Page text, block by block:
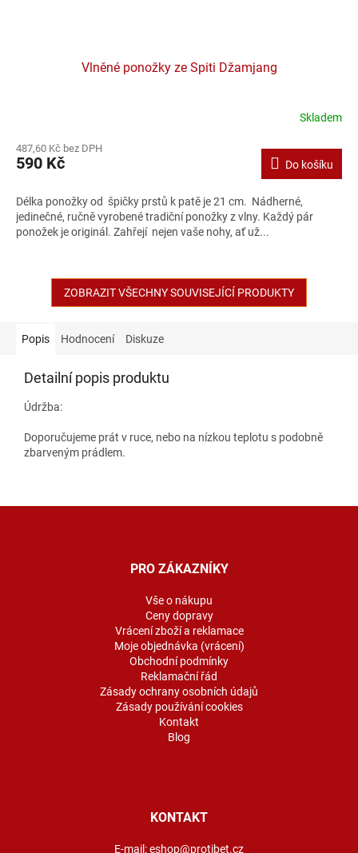
Vlněné ponožky ze Spiti Džamjang
Skladem
487,60 Kč bez DPH
590 Kč Do košíku
Délka ponožky od špičky prstů k patě je 21 cm. Nádherné,
jedinečné, ručně vyrobené tradiční ponožky z vlny. Každý pár
ponožek je originál. Zahřejí nejen vaše nohy, ať už...
ZOBRAZIT VŠECHNY SOUVISEJÍCÍ PRODUKTY
Popis Hodnocení Diskuze
Detailní popis produktu
Údržba:
Doporučujeme prát v ruce, nebo na nízkou teplotu s podobně
zbarveným prádlem.
PRO ZÁKAZNÍKY
Vše o nákupu
Ceny dopravy
Vrácení zboží a reklamace
Moje objednávka (vrácení)
Obchodní podmínky
Reklamační řád
Zásady ochrany osobních údajů
Zásady používání cookies
Kontakt
Blog
KONTAKT
E-mail:eshop@protibet.cz